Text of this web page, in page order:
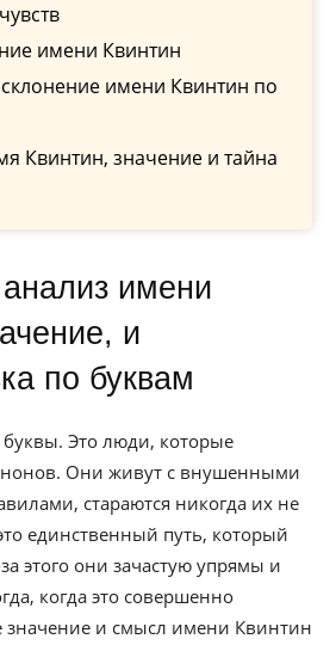
имени Квинтин
имени Квинтин по
Квинтин, значение и тайна
и
по буквам
Это люди, которые
Они живут с внушенными
стараются никогда их не
единственный путь, который
этого они зачастую упрямы и
когда это совершенно
значение и смысл имени Квинтин